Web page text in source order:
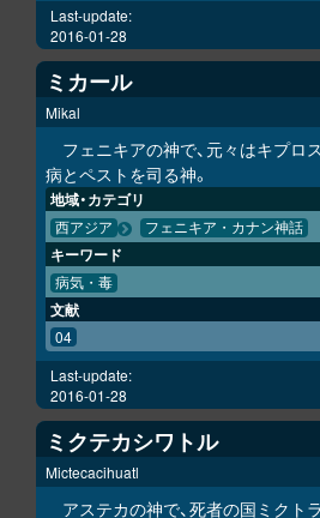
Last-update:
2016-01-28
ミカール
Mikal
フェニキアの神で、元々はキプロ
病とペストを司る神。
地域・カテゴリ
西アジア フェニキア・カナン神話
キーワード
病気・毒
文献
04
Last-update:
2016-01-28
ミクテカシワトル
Mictecacihuatl
アステカの神で、死者の国ミクト